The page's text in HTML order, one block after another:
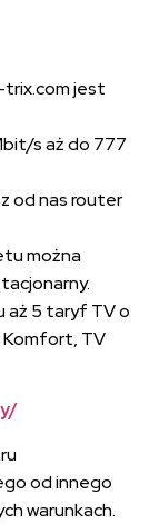
trix.com jest
s aż do 777
od nas router
można
aż 5 taryf TV o
Komfort, TV
od innego
warunkach.